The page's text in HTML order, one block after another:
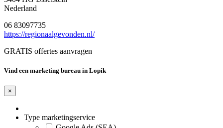
Nederland
06 83097735
https://regionaalgevonden.nl/
GRATIS offertes aanvragen
Vind een marketing bureau in Lopik
×
Type marketingservice